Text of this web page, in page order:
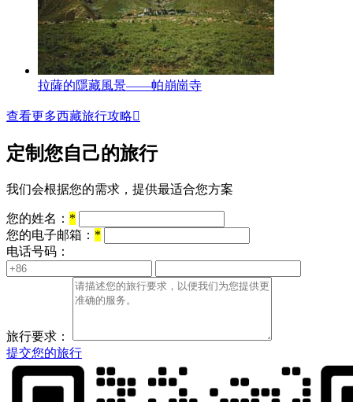
拉薩的隱藏風景——帕崩崗寺
查看更多西藏旅行攻略
定制您自己的旅行
我们会根据您的需求，提供最适合您方案
您的姓名： *
您的电子邮箱： *
电话号码：
旅行要求：
提交您的旅行